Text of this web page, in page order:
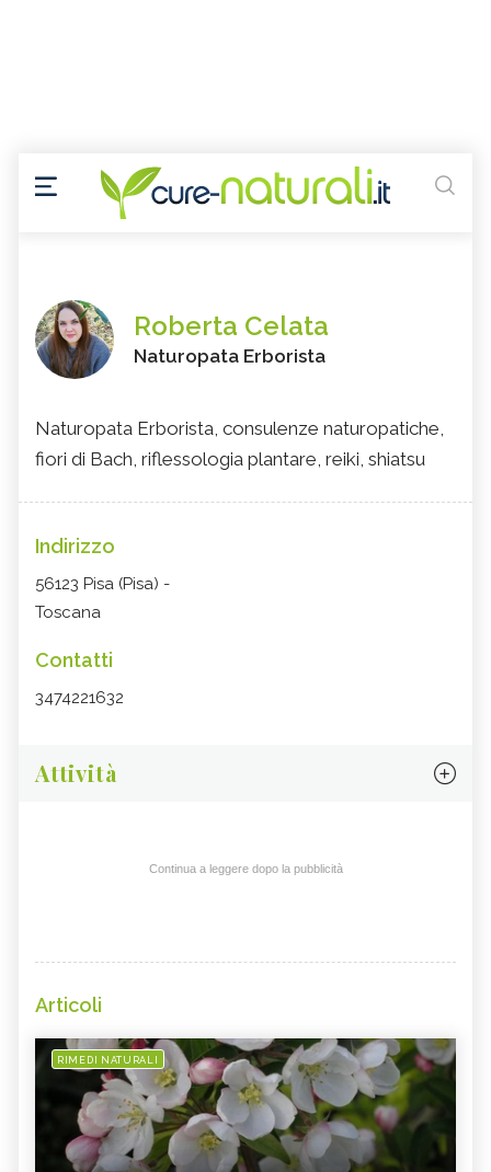
Roberta Celata
Naturopata Erborista
Naturopata Erborista, consulenze naturopatiche,
fiori di Bach, riflessologia plantare, reiki, shiatsu
Indirizzo
56123 Pisa (Pisa) -
Toscana
Contatti
3474221632
Attività
Continua a leggere dopo la pubblicità
Articoli
RIMEDI NATURALI